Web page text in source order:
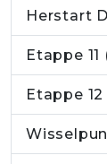
Herstart
Etappe
Etappe